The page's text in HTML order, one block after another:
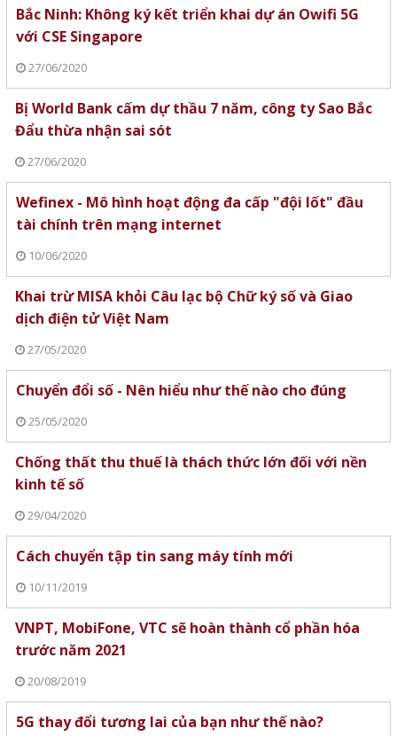
Bắc Ninh: Không ký kết triển khai dự án Owifi 5G
với CSE Singapore
27/06/2020
Bị World Bank cấm dự thầu 7 năm, công ty Sao Bắc
Đẩu thừa nhận sai sót
27/06/2020
Wefinex - Mô hình hoạt động đa cấp "đội lốt" đầu
tài chính trên mạng internet
10/06/2020
Khai trừ MISA khỏi Câu lạc bộ Chữ ký số và Giao
dịch điện tử Việt Nam
27/05/2020
Chuyển đổi số - Nên hiểu như thế nào cho đúng
25/05/2020
Chống thất thu thuế là thách thức lớn đối với nền
kinh tế số
29/04/2020
Cách chuyển tập tin sang máy tính mới
10/11/2019
VNPT, MobiFone, VTC sẽ hoàn thành cổ phần hóa
trước năm 2021
20/08/2019
5G thay đổi tương lai của bạn như thế nào?